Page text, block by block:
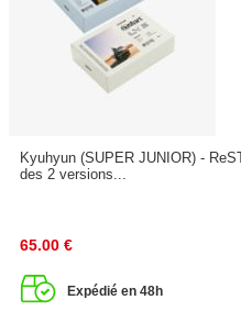
Kyuhyun (SUPER JUNIOR) -
des 2 versions...
65.00 €
Expédié en 48h